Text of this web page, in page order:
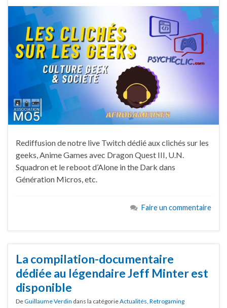
Rediffusion de notre live Twitch dédié aux clichés sur les
geeks, Anime Games avec Dragon Quest III, U.N.
Squadron et le reboot d’Alone in the Dark dans
Génération Micros, etc.
Faire un commentaire
La compilation-documentaire
dédiée au légendaire Jeff Minter est
disponible
DeGuillaume Verdin dans la catégorieActualités Retrogaming